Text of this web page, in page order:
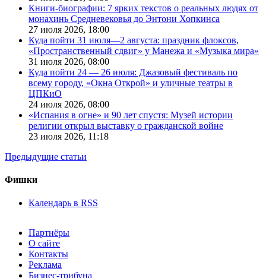
Книги-биографии: 7 ярких текстов о реальных людях от
монахинь Средневековья до Энтони Хопкинса
27 июля 2026, 18:00
Куда пойти 31 июля—2 августа: праздник флоксов,
«Пространственный сдвиг» у Манежа и «Музыка мира»
31 июля 2026, 08:00
Куда пойти 24 — 26 июля: Джазовый фестиваль по
всему городу, «Окна Открой» и уличные театры в
ЦПКиО
24 июля 2026, 08:00
«Испания в огне» и 90 лет спустя: Музей истории
религии открыл выставку о гражданской войне
23 июля 2026, 11:18
Предыдущие статьи
Фишки
Календарь в RSS
Партнёры
О сайте
Контакты
Реклама
Бизнес-трибуна